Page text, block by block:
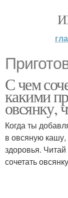
С чем
какими
овсянку,
Когда ты
в овсяную
здоровья.
сочетать